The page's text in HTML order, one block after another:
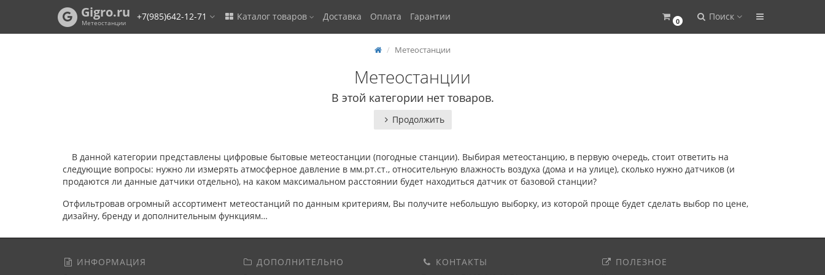
Gigro.ru
Метеостанции
+7(985)642-12-71 Каталог товаров Доставка Оплата Гарантии 0 Поиск
Метеостанции
Метеостанции
В этой категории нет товаров.
Продолжить
В данной категории представлены цифровые бытовые метеостанции (погодные станции). Выбирая метеостанцию, в первую очередь, стоит ответить на
следующие вопросы: нужно ли измерять атмосферное давление в мм.рт.ст., относительную влажность воздуха (дома и на улице), сколько нужно датчиков (и
продаются ли данные датчики отдельно), на каком максимальном расстоянии будет находиться датчик от базовой станции?
Отфильтровав огромный ассортимент метеостанций по данным критериям, Вы получите небольшую выборку, из которой проще будет сделать выбор по цене,
дизайну, бренду и дополнительным функциям…
ИНФОРМАЦИЯ ДОПОЛНИТЕЛЬНО КОНТАКТЫ ПОЛЕЗНОЕ